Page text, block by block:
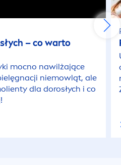
– co warto
mocno nawilżające
niemowląt, ale
dla dorosłych i co